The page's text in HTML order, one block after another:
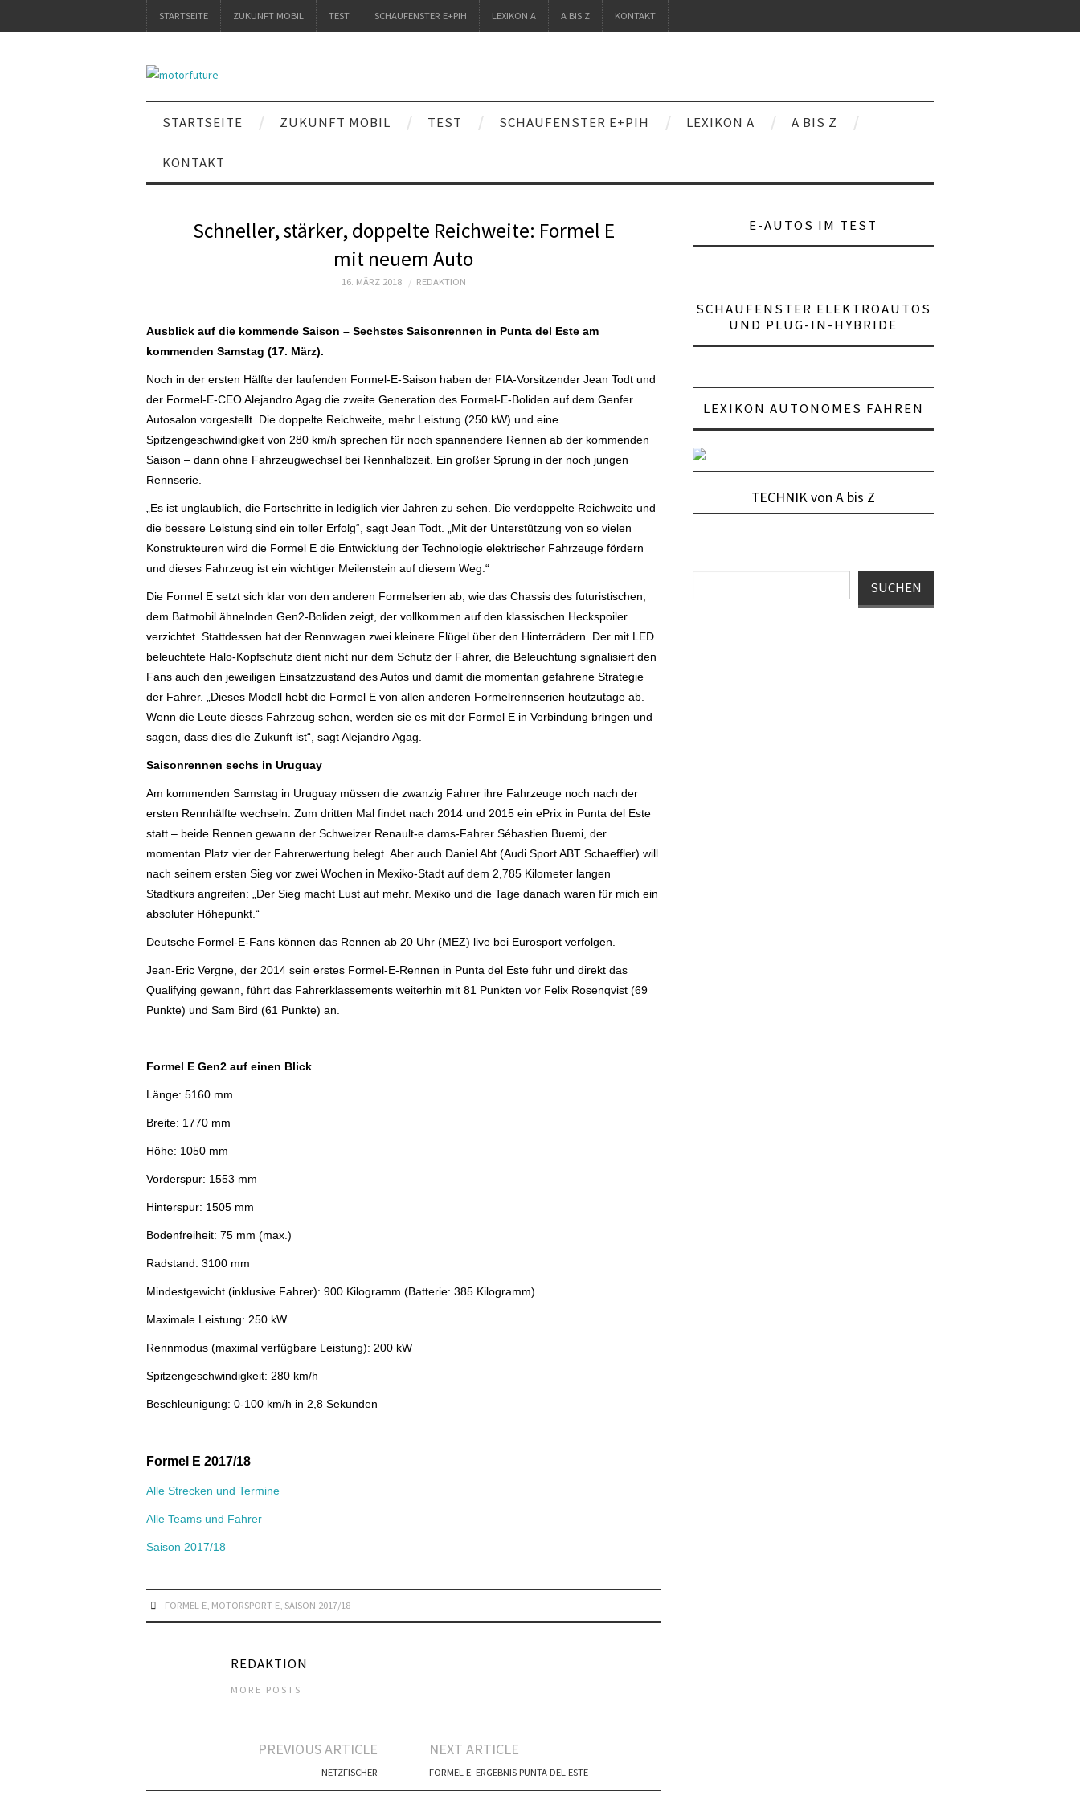
STARTSEITE ZUKUNFT MOBIL TEST SCHAUFENSTER E+PIH LEXIKON A A BIS Z KONTAKT
STARTSEITE ZUKUNFT MOBIL TEST SCHAUFENSTER E+PIH LEXIKON A A BIS Z
KONTAKT
Schneller, stärker, doppelte Reichweite: Formel E
mit neuem Auto
16. MÄRZ 2018 REDAKTION
Ausblick auf die kommende Saison – Sechstes Saisonrennen in Punta del Este am
kommenden Samstag (17. März).
Noch in der ersten Hälfte der laufenden Formel-E-Saison haben der FIA-Vorsitzender Jean Todt und
der Formel-E-CEO Alejandro Agag die zweite Generation des Formel-E-Boliden auf dem Genfer
Autosalon vorgestellt. Die doppelte Reichweite, mehr Leistung (250 kW) und eine
Spitzengeschwindigkeit von 280 km/h sprechen für noch spannendere Rennen ab der kommenden
Saison – dann ohne Fahrzeugwechsel bei Rennhalbzeit. Ein großer Sprung in der noch jungen
Rennserie.
„Es ist unglaublich, die Fortschritte in lediglich vier Jahren zu sehen. Die verdoppelte Reichweite und
die bessere Leistung sind ein toller Erfolg“, sagt Jean Todt. „Mit der Unterstützung von so vielen
Konstrukteuren wird die Formel E die Entwicklung der Technologie elektrischer Fahrzeuge fördern
und dieses Fahrzeug ist ein wichtiger Meilenstein auf diesem Weg.“
Die Formel E setzt sich klar von den anderen Formelserien ab, wie das Chassis des futuristischen,
dem Batmobil ähnelnden Gen2-Boliden zeigt, der vollkommen auf den klassischen Heckspoiler
verzichtet. Stattdessen hat der Rennwagen zwei kleinere Flügel über den Hinterrädern. Der mit LED
beleuchtete Halo-Kopfschutz dient nicht nur dem Schutz der Fahrer, die Beleuchtung signalisiert den
Fans auch den jeweiligen Einsatzzustand des Autos und damit die momentan gefahrene Strategie
der Fahrer. „Dieses Modell hebt die Formel E von allen anderen Formelrennserien heutzutage ab.
Wenn die Leute dieses Fahrzeug sehen, werden sie es mit der Formel E in Verbindung bringen und
sagen, dass dies die Zukunft ist“, sagt Alejandro Agag.
Saisonrennen sechs in Uruguay
Am kommenden Samstag in Uruguay müssen die zwanzig Fahrer ihre Fahrzeuge noch nach der
ersten Rennhälfte wechseln. Zum dritten Mal findet nach 2014 und 2015 ein ePrix in Punta del Este
statt – beide Rennen gewann der Schweizer Renault-e.dams-Fahrer Sébastien Buemi, der
momentan Platz vier der Fahrerwertung belegt. Aber auch Daniel Abt (Audi Sport ABT Schaeffler) will
nach seinem ersten Sieg vor zwei Wochen in Mexiko-Stadt auf dem 2,785 Kilometer langen
Stadtkurs angreifen: „Der Sieg macht Lust auf mehr. Mexiko und die Tage danach waren für mich ein
absoluter Höhepunkt.“
Deutsche Formel-E-Fans können das Rennen ab 20 Uhr (MEZ) live bei Eurosport verfolgen.
Jean-Eric Vergne, der 2014 sein erstes Formel-E-Rennen in Punta del Este fuhr und direkt das
Qualifying gewann, führt das Fahrerklassements weiterhin mit 81 Punkten vor Felix Rosenqvist (69
Punkte) und Sam Bird (61 Punkte) an.
Formel E Gen2 auf einen Blick
Länge: 5160 mm
Breite: 1770 mm
Höhe: 1050 mm
Vorderspur: 1553 mm
Hinterspur: 1505 mm
Bodenfreiheit: 75 mm (max.)
Radstand: 3100 mm
Mindestgewicht (inklusive Fahrer): 900 Kilogramm (Batterie: 385 Kilogramm)
Maximale Leistung: 250 kW
Rennmodus (maximal verfügbare Leistung): 200 kW
Spitzengeschwindigkeit: 280 km/h
Beschleunigung: 0-100 km/h in 2,8 Sekunden
Formel E 2017/18
Alle Strecken und Termine
Alle Teams und Fahrer
Saison 2017/18
FORMEL E MOTORSPORT E SAISON 2017/18
REDAKTION
MORE POSTS
PREVIOUS ARTICLE
NETZFISCHER
NEXT ARTICLE
FORMEL E: ERGEBNIS PUNTA DEL ESTE
E-AUTOS IM TEST
SCHAUFENSTER ELEKTROAUTOS
UND PLUG-IN-HYBRIDE
LEXIKON AUTONOMES FAHREN
TECHNIK von A bis Z
SUCHEN